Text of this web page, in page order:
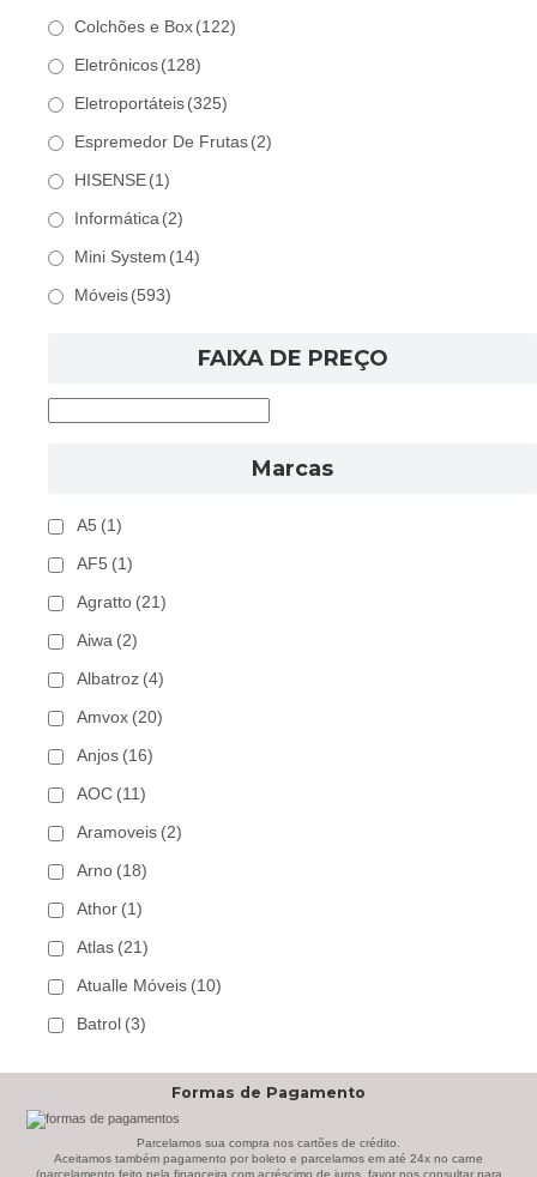
Colchões e Box (122)
Eletrônicos (128)
Eletroportáteis (325)
Espremedor De Frutas (2)
HISENSE (1)
Informática (2)
Mini System (14)
Móveis (593)
FAIXA DE PREÇO
Marcas
A5 (1)
AF5 (1)
Agratto (21)
Aiwa (2)
Albatroz (4)
Amvox (20)
Anjos (16)
AOC (11)
Aramoveis (2)
Arno (18)
Athor (1)
Atlas (21)
Atualle Móveis (10)
Batrol (3)
Bem Estar Clima (2)
Formas de Pagamento
Parcelamos sua compra nos cartões de crédito.
Aceitamos também pagamento por boleto e parcelamos em até 24x no carne
(parcelamento feito pela financeira com acréscimo de juros, favor nos consultar para